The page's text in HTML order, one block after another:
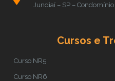
Jundiaí – SP –
Cursos e
Curso NR5
Curso NR6